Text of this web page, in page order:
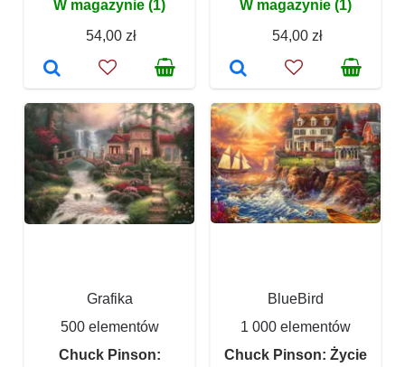
W magazynie (1)
54,00 zł
W magazynie (1)
54,00 zł
Grafika
500 elementów
Chuck Pinson:
BlueBird
1 000 elementów
Chuck Pinson: Życie